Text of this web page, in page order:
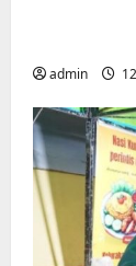
admin